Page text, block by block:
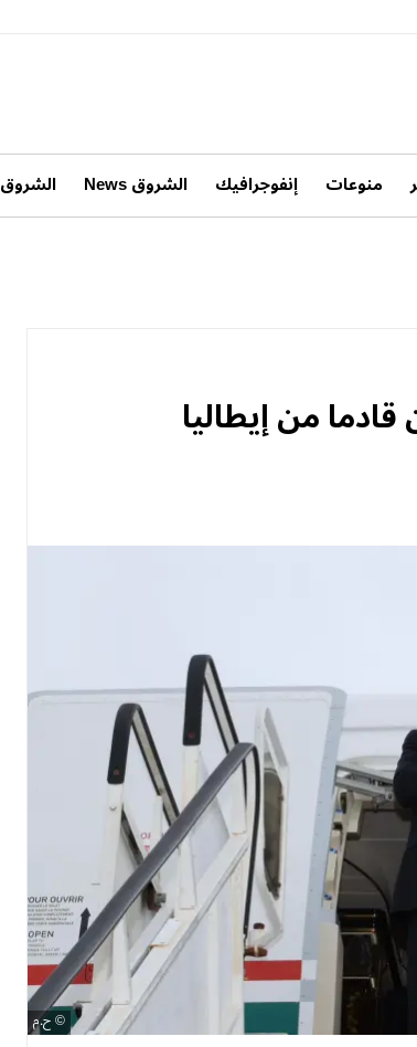
منوعات إنفوجرافيك الشروق News الشروق TV
من إيطاليا
ح.م